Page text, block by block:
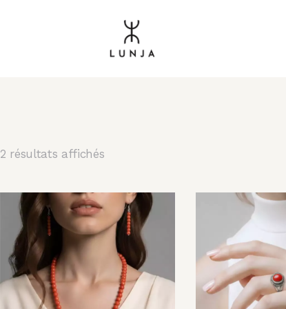
2 résultats affichés